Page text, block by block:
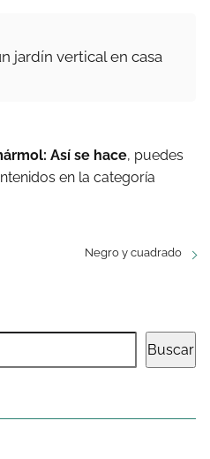
jardín vertical en casa
Así se hace, puedes
en la categoría
Negro y cuadrado
Buscar